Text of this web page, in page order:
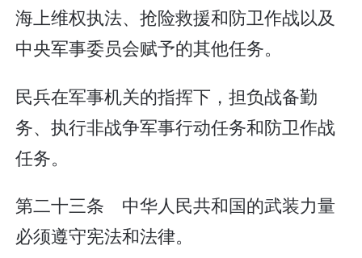
海上维权执法、抢险救援和防卫作战以及
中央军事委员会赋予的其他任务。
民兵在军事机关的指挥下，担负战备勤
务、执行非战争军事行动任务和防卫作战
任务。
第二十三条 中华人民共和国的武装力量
必须遵守宪法和法律。